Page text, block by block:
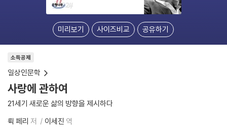
미리보기 사이즈비교 공유하기
소득공제
일상인문학
사랑에 관하여
21세기 새로운 삶의 방향을 제시하다
뤽 페리 저 이세진 역